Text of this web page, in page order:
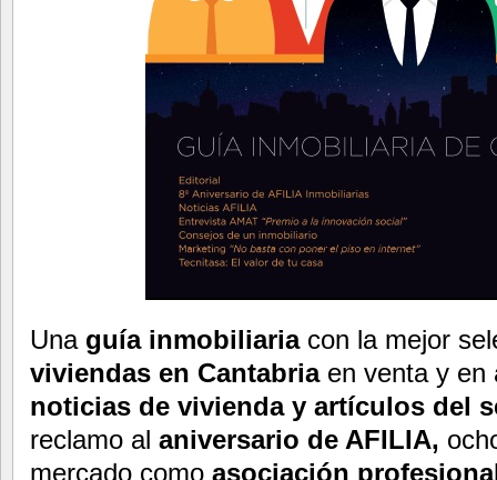
Una guía inmobiliaria con la mejor
viviendas en Cantabriaen venta y en
noticias de vivienda y artículos del
reclamo al aniversario de AFILIA,
mercado como asociación